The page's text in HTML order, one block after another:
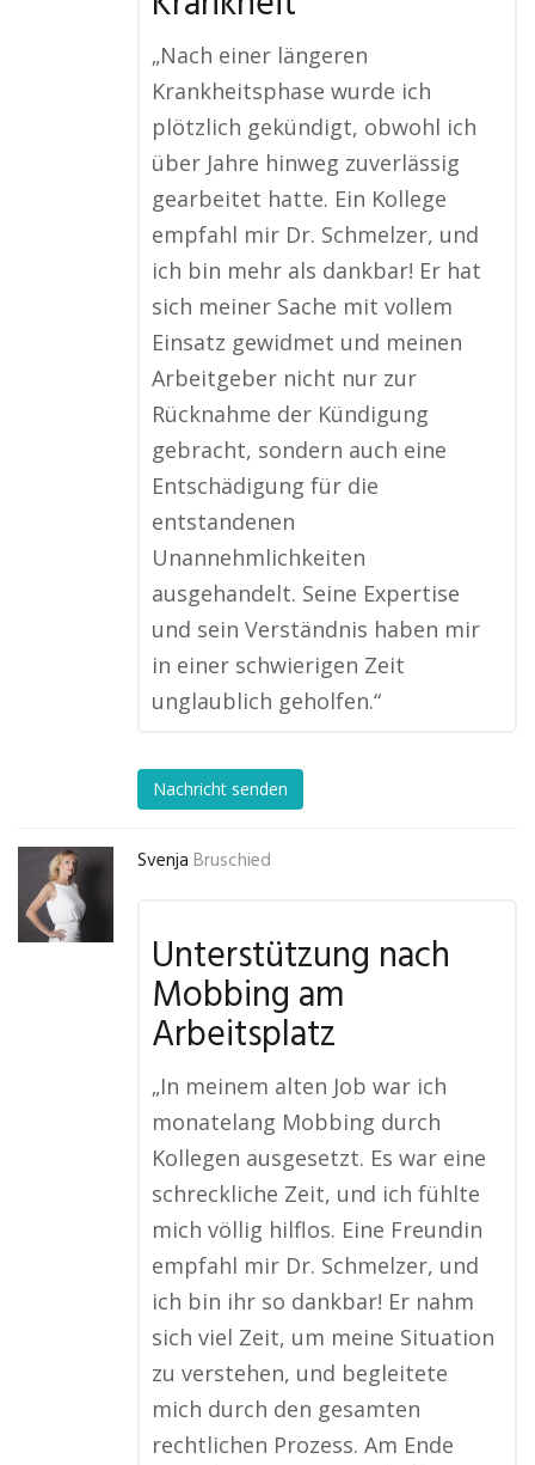
„Nach einer längeren
Krankheitsphase wurde ich
plötzlich gekündigt, obwohl ich
über Jahre hinweg zuverlässig
gearbeitet hatte. Ein Kollege
empfahl mir Dr. Schmelzer, und
ich bin mehr als dankbar! Er hat
sich meiner Sache mit vollem
Einsatz gewidmet und meinen
Arbeitgeber nicht nur zur
Rücknahme der Kündigung
gebracht, sondern auch eine
Entschädigung für die
entstandenen
Unannehmlichkeiten
ausgehandelt. Seine Expertise
und sein Verständnis haben mir
in einer schwierigen Zeit
unglaublich geholfen.“
Nachricht senden
Svenja Bruschied
Unterstützung nach
Mobbing am
Arbeitsplatz
„In meinem alten Job war ich
monatelang Mobbing durch
Kollegen ausgesetzt. Es war eine
schreckliche Zeit, und ich fühlte
mich völlig hilflos. Eine Freundin
empfahl mir Dr. Schmelzer, und
ich bin ihr so dankbar! Er nahm
sich viel Zeit, um meine Situation
zu verstehen, und begleitete
mich durch den gesamten
rechtlichen Prozess. Am Ende